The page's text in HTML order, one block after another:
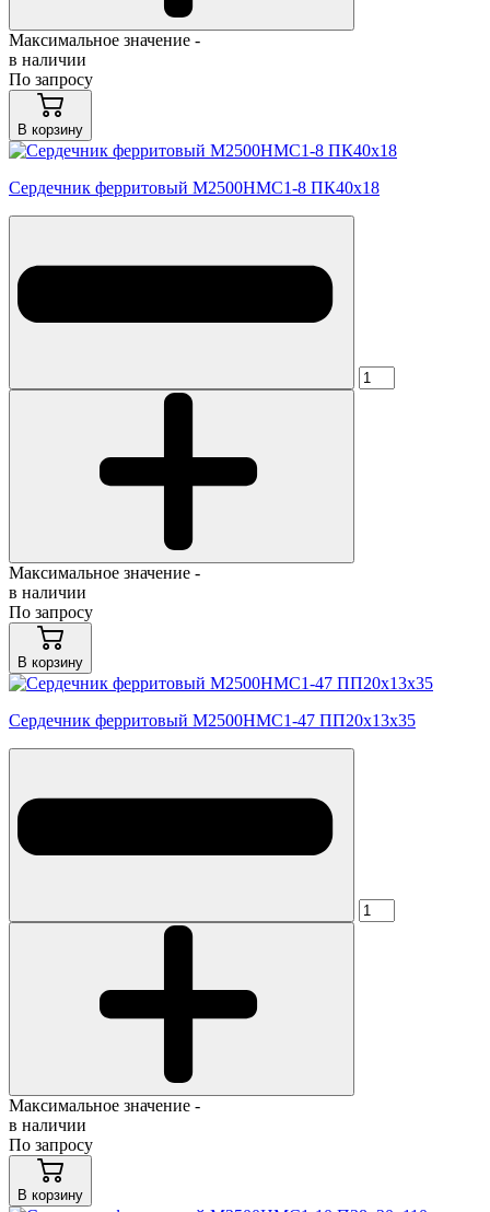
Максимальное значение -
в наличии
По запросу
В корзину
Сердечник ферритовый М2500НМС1-8 ПК40х18
Максимальное значение -
в наличии
По запросу
В корзину
Сердечник ферритовый М2500НМС1-47 ПП20х13х35
Максимальное значение -
в наличии
По запросу
В корзину